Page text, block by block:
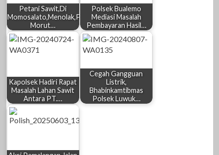
Petani Sawit,Di
Momosalato,Menolak,Pemda
Morut…
Polsek Bualemo
Mediasi Masalah
Pembayaran Hasil…
Kapolsek Hadiri Rapat
Masalah Lahan Sawit
Antara PT.…
Cegah Gangguan
Listrik,
Bhabinkamtibmas
Polsek Luwuk…